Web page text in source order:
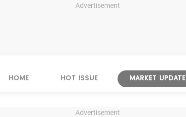
Advertisement
HOME HOT ISSUE MARKET UPDATE
Advertisement